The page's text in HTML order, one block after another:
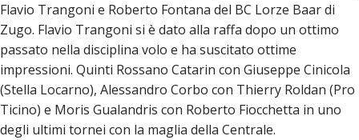
Flavio Trangoni e Roberto Fontana del BC Lorze Baar di
Zugo. Flavio Trangoni si è dato alla raffa dopo un ottimo
passato nella disciplina volo e ha suscitato ottime
impressioni. Quinti Rossano Catarin con Giuseppe Cinicola
(Stella Locarno), Alessandro Corbo con Thierry Roldan (Pro
Ticino) e Moris Gualandris con Roberto Fiocchetta in uno
degli ultimi tornei con la maglia della Centrale.